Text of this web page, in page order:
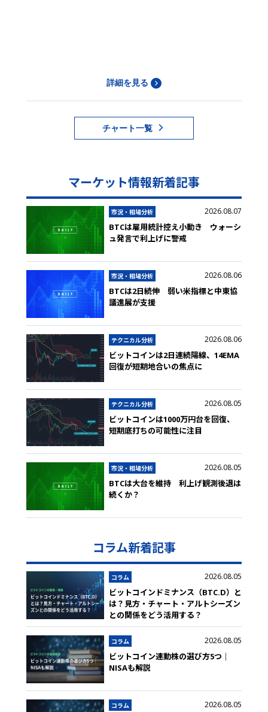
詳細を見る
チャート一覧
マーケット情報新着記事
市況・相場分析 2026.08.07
BTCは雇用統計控え小動き ウォーシ
ュ発言で利上げに警戒
市況・相場分析 2026.08.06
BTCは2日続伸 弱い米指標と中東協
議進展が支援
テクニカル分析 2026.08.06
ビットコインは2日連続陽線、14EMA
回復が短期地合いの焦点に
テクニカル分析 2026.08.05
ビットコインは1000万円台を回復、
短期底打ちの可能性に注目
市況・相場分析 2026.08.05
BTCは大台を維持 利上げ観測後退は
続くか？
コラム新着記事
コラム 2026.08.05
ビットコインドミナンス（BTC.D）と
は？見方・チャート・アルトシーズン
との関係をどう活用する？
コラム 2026.08.05
ビットコイン連動株の選び方5つ｜
NISAも解説
コラム 2026.08.05